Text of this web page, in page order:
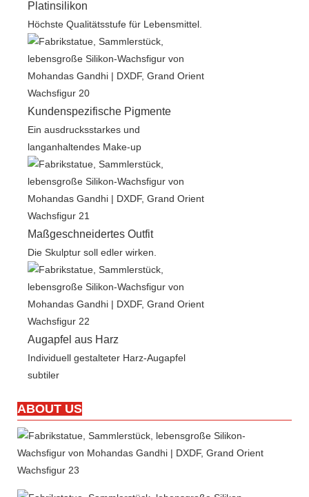
Platinsilikon
Höchste Qualitätsstufe für Lebensmittel.
Kundenspezifische Pigmente
Ein ausdrucksstarkes und
langanhaltendes Make-up
Maßgeschneidertes Outfit
Die Skulptur soll edler wirken.
Augapfel aus Harz
Individuell gestalteter Harz-Augapfel
subtiler
ABOUT US